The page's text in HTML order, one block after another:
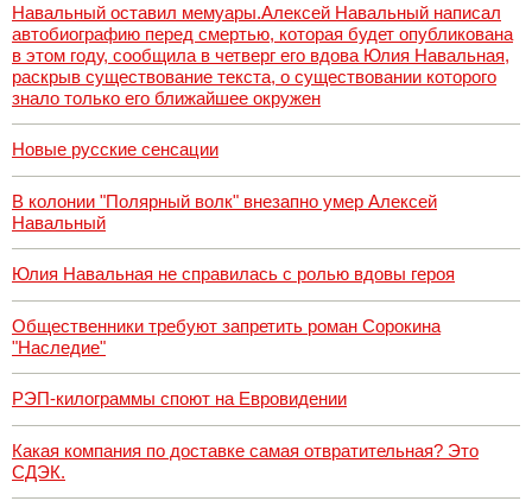
Навальный оставил мемуары.Алексей Навальный написал
автобиографию перед смертью, которая будет опубликована
в этом году, сообщила в четверг его вдова Юлия Навальная,
раскрыв существование текста, о существовании которого
знало только его ближайшее окружен
Новые русские сенсации
В колонии "Полярный волк" внезапно умер Алексей
Навальный
Юлия Навальная не справилась с ролью вдовы героя
Общественники требуют запретить роман Сорокина
"Наследие"
РЭП-килограммы споют на Евровидении
Какая компания по доставке самая отвратительная? Это
СДЭК.